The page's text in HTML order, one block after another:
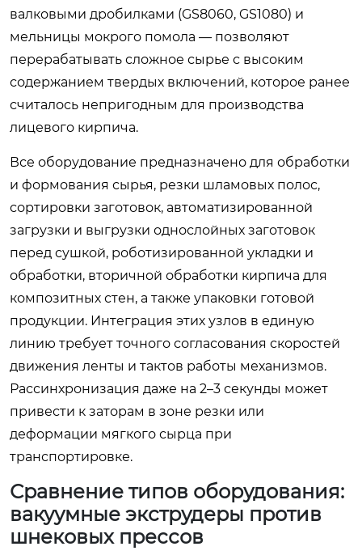
валковыми дробилками (GS8060, GS1080) и
мельницы мокрого помола — позволяют
перерабатывать сложное сырье с высоким
содержанием твердых включений, которое ранее
считалось непригодным для производства
лицевого кирпича.
Все оборудование предназначено для обработки
и формования сырья, резки шламовых полос,
сортировки заготовок, автоматизированной
загрузки и выгрузки однослойных заготовок
перед сушкой, роботизированной укладки и
обработки, вторичной обработки кирпича для
композитных стен, а также упаковки готовой
продукции. Интеграция этих узлов в единую
линию требует точного согласования скоростей
движения ленты и тактов работы механизмов.
Рассинхронизация даже на 2–3 секунды может
привести к заторам в зоне резки или
деформации мягкого сырца при
транспортировке.
Сравнение типов оборудования:
вакуумные экструдеры против
шнековых прессов